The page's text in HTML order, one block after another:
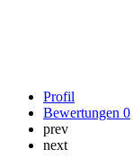
Profil
Bewertungen 0
prev
next